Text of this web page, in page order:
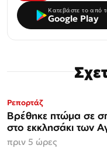
Κατεβάστε το από
Google Play
Ρεπορτάζ
Βρέθηκε πτώμα σε
στο εκκλησάκι των
πριν 5 ώρες